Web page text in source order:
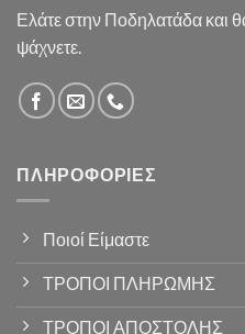
Ελάτε στην Ποδηλατάδα και
ψάχνετε.
ΠΛΗΡΟΦΟΡΊΕΣ
Ποιοί Είμαστε
ΤΡΟΠΟΙ ΠΛΗΡΩΜΗΣ
ΤΡΟΠΟΙ ΑΠΟΣΤΟΛΗΣ